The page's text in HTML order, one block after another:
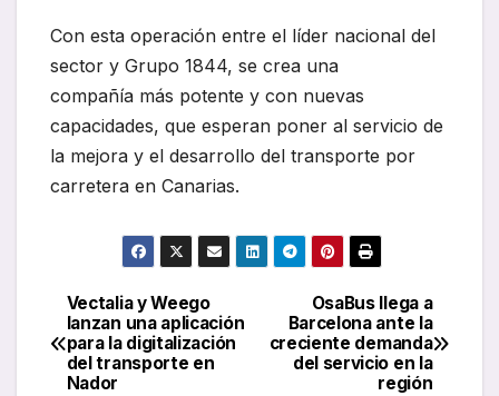
Con esta operación entre el líder nacional del
sector y Grupo 1844, se crea una
compañía más potente y con nuevas
capacidades, que esperan poner al servicio de
la mejora y el desarrollo del transporte por
carretera en Canarias.
Navegación
de
OsaBus llega a
Barcelona ante la
creciente demanda
del servicio en la
región
Vectalia y Weego
lanzan una aplicación
para la digitalización
del transporte en
Nador